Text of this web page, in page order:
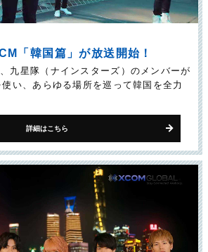
「韓国篇」が放送開始！
九星隊（ナインスターズ）のメンバーが
い、あらゆる場所を巡って韓国を全力
詳細はこちら